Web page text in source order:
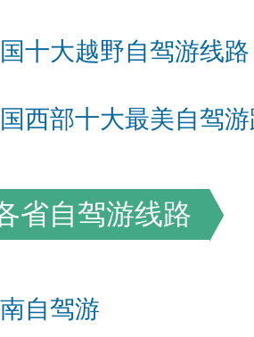
十大越野自驾游线路
西部十大最美自驾
省自驾游线路
自驾游